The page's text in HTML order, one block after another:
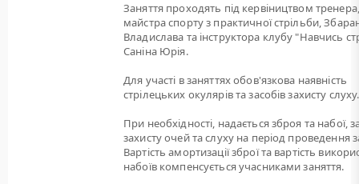
Заняття проходять під кервіництвом
майстра спорту з практичної стрільби,
Владислава та інструктора клубу "Навчись
Саніна Юрія.
Для участі в заняттях обов'язкова наявність
стрілецьких окулярів та засобів захисту слуху.
При необхідності, надається зброя та набої,
захисту очей та слуху на період проведення
Вартість амортизації зброї та вартість
набоїв компенсується учасниками заняття.